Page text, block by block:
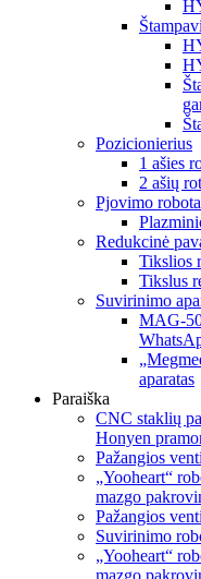
Pozicionierius
1 ašies
2 ašių
Pjovimo
Redukcinė
Tikslios
Tikslus
Suvirinimo
MAG-
aparatas
Paraiška
CNC staklių
Honyen
Pažangios
„Yooheart“
mazgo
Pažangios
Suvirinimo
„Yooheart“
mazgo